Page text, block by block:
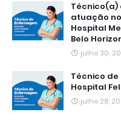
Técnico(a)
atuação no
Hospital
Belo
julho 30,
Técnico de
Hospital
julho 28,